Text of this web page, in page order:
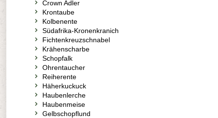
Crown Adler
Krontaube
Kolbenente
Südafrika-Kronenkranich
Fichtenkreuzschnabel
Krähenscharbe
Schopfalk
Ohrentaucher
Reiherente
Häherkuckuck
Haubenlerche
Haubenmeise
Gelbschopflund